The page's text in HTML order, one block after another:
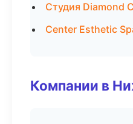
Студия Diamond
Center Esthetic
Компании в